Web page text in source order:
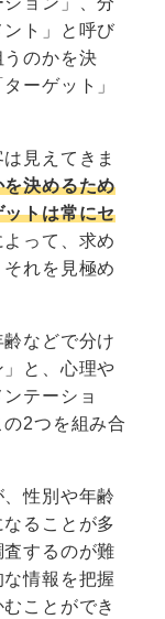
ト」と呼び
うのかを決
ーゲット」
見えてきま
決めるため
トは常にセ
よって、求め
れを見極め
などで分け
と、心理や
テーショ
2つを組み合
性別や年齢
ることが多
するのが難
情報を把握
ことができ